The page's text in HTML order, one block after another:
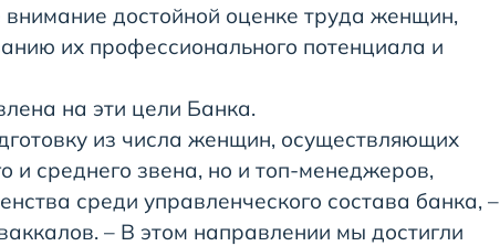
достойной оценке труда женщин,
их профессионального потенциала и
на эти цели Банка.
из числа женщин, осуществляющих
и среднего звена, но и топ-менеджеров,
среди управленческого состава банка, –
– В этом направлении мы достигли